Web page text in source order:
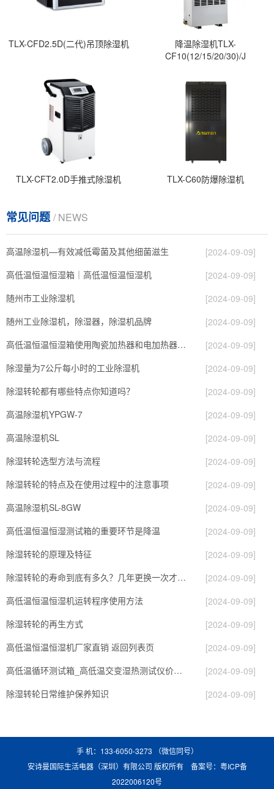
TLX-CFD2.5D(二代)吊顶除湿机
降温除湿机TLX-
CF10(12/15/20/30)/J
TLX-CFT2.0D手推式除湿机 TLX-C60防爆除湿机
常见问题/ NEWS
高温除湿机—有效减低霉菌及其他细菌滋生
[2024-09-09]
高低温恒温恒湿箱｜高低温恒温恒湿机
[2024-09-09]
随州市工业除湿机
[2024-09-09]
随州工业除湿机，除湿器，除湿机品牌
[2024-09-09]
高低温恒温恒湿箱使用陶瓷加热器和电加热器有什么区别！
[2024-09-09]
除湿量为7公斤每小时的工业除湿机
[2024-09-09]
除湿转轮都有哪些特点你知道吗？
[2024-09-09]
高温除湿机YPGW-7
[2024-09-09]
高温除湿机SL
[2024-09-09]
除湿转轮选型方法与流程
[2024-09-09]
除湿转轮的特点及在使用过程中的注意事项
[2024-09-09]
高温除湿机SL-8GW
[2024-09-09]
高低温恒温恒湿测试箱的重要环节是降温
[2024-09-09]
除湿转轮的原理及特征
[2024-09-09]
除湿转轮的寿命到底有多久？几年更换一次才合适呢？
[2024-09-09]
高低温恒温恒湿机运转程序使用方法
[2024-09-09]
除湿转轮的再生方式
[2024-09-09]
高低温恒温恒湿机厂家直销 返回列表页
[2024-09-09]
高低温循环测试箱_高低温交变湿热测试仪价格_小型恒温恒湿试验箱厂家.pdf
[2024-09-09]
除湿转轮日常维护保养知识
[2024-09-09]
手 机：133-6050-3273 （微信同号）
安诗曼国际生活电器（深圳）有限公司 版权所有 备案号： 粤ICP备
2022006120号